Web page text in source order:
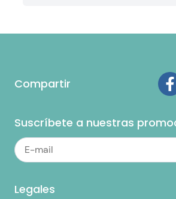
Compartir
Suscríbete a nuestras
Legales